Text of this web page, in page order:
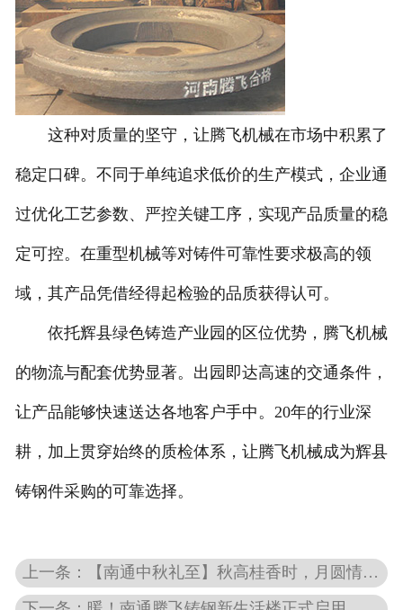
这种对质量的坚守，让腾飞机械在市场中积累了
稳定口碑。不同于单纯追求低价的生产模式，企业通
过优化工艺参数、严控关键工序，实现产品质量的稳
定可控。在重型机械等对铸件可靠性要求极高的领
域，其产品凭借经得起检验的品质获得认可。
依托辉县绿色铸造产业园的区位优势，腾飞机械
的物流与配套优势显著。出园即达高速的交通条件，
让产品能够快速送达各地客户手中。20年的行业深
耕，加上贯穿始终的质检体系，让腾飞机械成为辉县
铸钢件采购的可靠选择。
上一条：【南通中秋礼至】秋高桂香时，月圆情更浓，致谢每一位 “腾飞人”！